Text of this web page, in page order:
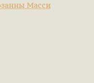
Масси